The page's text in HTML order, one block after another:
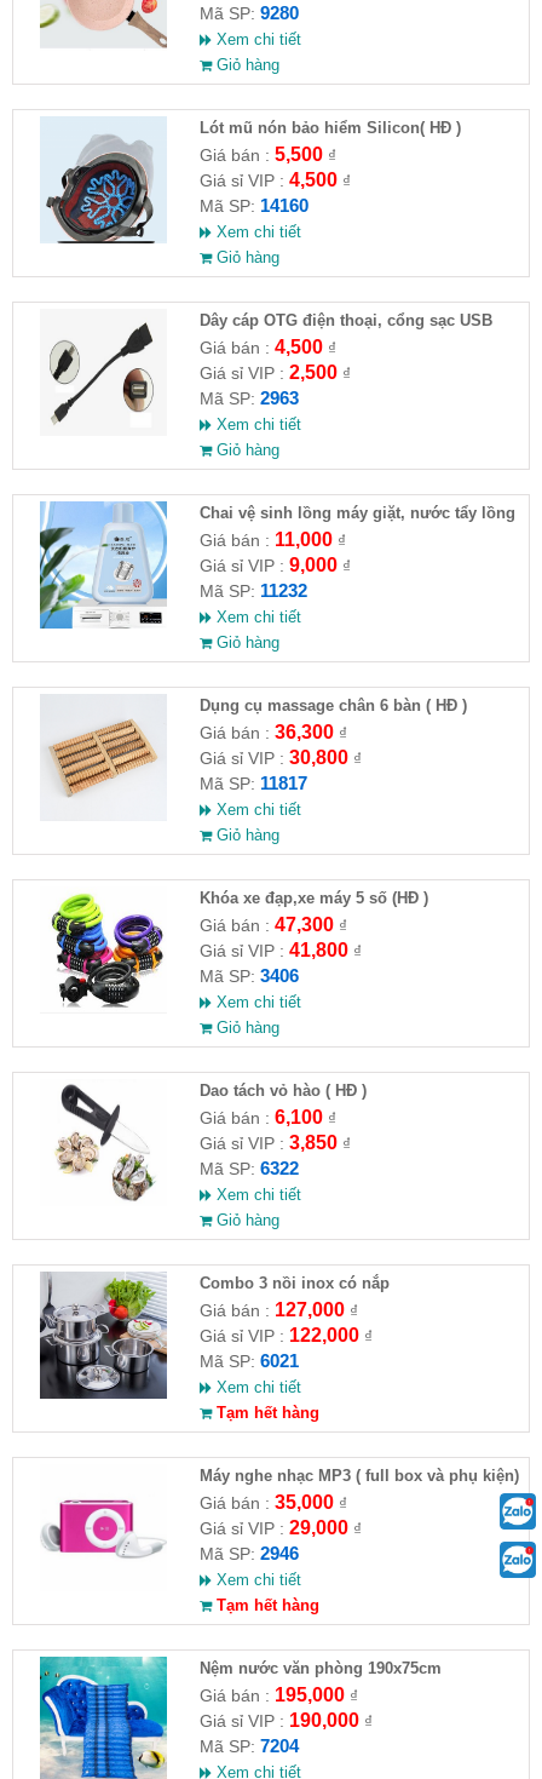
Mã SP: 9280
Xem chi tiết
Giỏ hàng
Lót mũ nón bảo hiểm Silicon( HĐ )
Giá bán : 5,500₫
Giá sỉ VIP : 4,500₫
Mã SP: 14160
Xem chi tiết
Giỏ hàng
Dây cáp OTG điện thoại, cổng sạc USB
Giá bán : 4,500₫
Giá sỉ VIP : 2,500₫
Mã SP: 2963
Xem chi tiết
Giỏ hàng
Chai vệ sinh lồng máy giặt, nước tẩy lồng
máy giặt CLEANING FLUID
Giá bán : 11,000₫
Giá sỉ VIP : 9,000₫
Mã SP: 11232
Xem chi tiết
Giỏ hàng
Dụng cụ massage chân 6 bàn ( HĐ )
Giá bán : 36,300₫
Giá sỉ VIP : 30,800₫
Mã SP: 11817
Xem chi tiết
Giỏ hàng
Khóa xe đạp,xe máy 5 số (HĐ )
Giá bán : 47,300₫
Giá sỉ VIP : 41,800₫
Mã SP: 3406
Xem chi tiết
Giỏ hàng
Dao tách vỏ hào ( HĐ )
Giá bán : 6,100₫
Giá sỉ VIP : 3,850₫
Mã SP: 6322
Xem chi tiết
Giỏ hàng
Combo 3 nồi inox có nắp
Giá bán : 127,000₫
Giá sỉ VIP : 122,000₫
Mã SP: 6021
Xem chi tiết
Tạm hết hàng
Máy nghe nhạc MP3 ( full box và phụ kiện)
Giá bán : 35,000₫
Giá sỉ VIP : 29,000₫
Mã SP: 2946
Xem chi tiết
Tạm hết hàng
Nệm nước văn phòng 190x75cm
Giá bán : 195,000₫
Giá sỉ VIP : 190,000₫
Mã SP: 7204
Xem chi tiết